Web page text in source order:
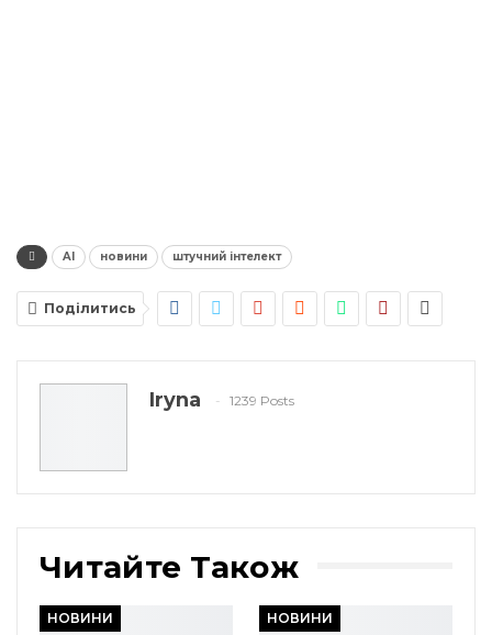
AI новини штучний інтелект
Поділитись
Iryna 1239 Posts
Читайте Також
НОВИНИ НОВИНИ